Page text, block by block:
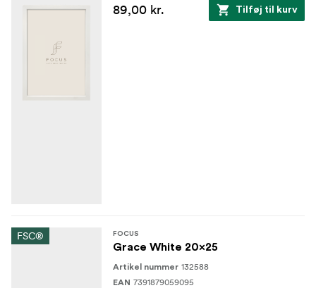
89,00 kr. Tilføj til kurv
FSC® FOCUS
Grace White 20x25
Artikel nummer 132588
EAN 7391879059095